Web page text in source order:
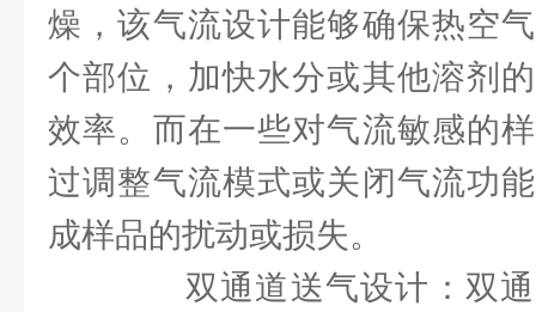
燥，该气流设计能够确保热空
个部位，加快水分或其他溶剂
效率。而在一些对气流敏感的
过调整气流模式或关闭气流功
成样品的扰动或损失。
双通道送气设计：双通